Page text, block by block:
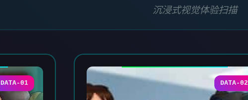
沉浸式视觉体验扫描
DATA-01 DATA-02